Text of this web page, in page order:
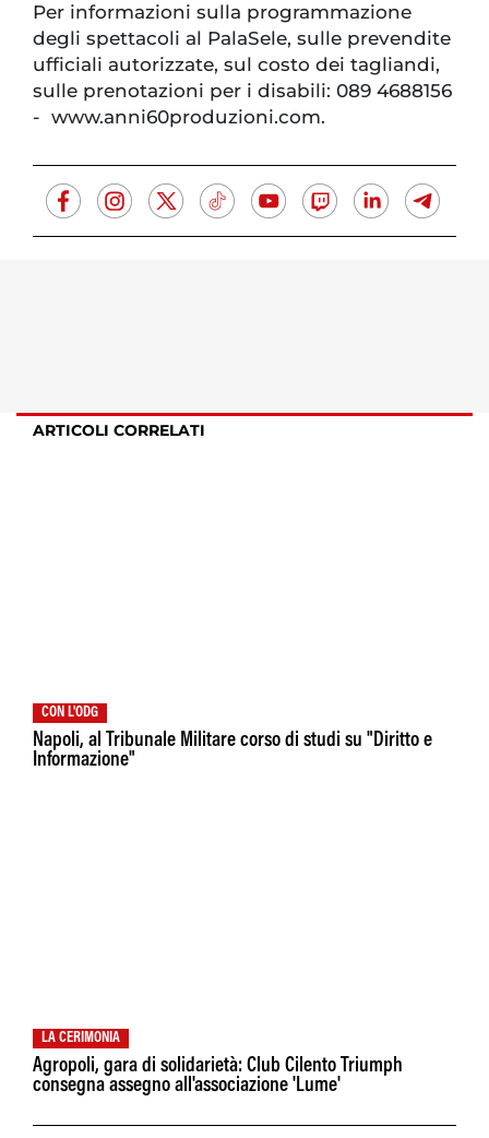
Per informazioni sulla programmazione
degli spettacoli al PalaSele, sulle prevendite
ufficiali autorizzate, sul costo dei tagliandi,
sulle prenotazioni per i disabili: 089 4688156
- www.anni60produzioni.com.
ARTICOLI CORRELATI
CON L'ODG
Napoli, al Tribunale Militare corso di studi su "Diritto e
Informazione"
LA CERIMONIA
Agropoli, gara di solidarietà: Club Cilento Triumph
consegna assegno all'associazione 'Lume'